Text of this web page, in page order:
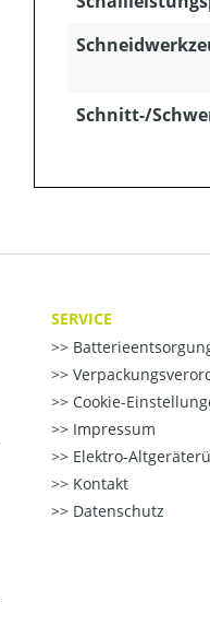
Schnitt-/
SERVICE
Cookie-
Impressum
Elektro-
Kontakt
Datenschutz